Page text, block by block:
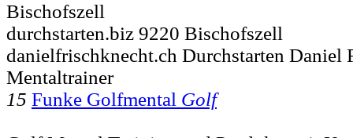
Bischofszell
durchstarten.biz 9220 Bischofszell
danielfrischknecht.ch Durchstarten Daniel
Mentaltrainer
15 Funke Golfmental Golf